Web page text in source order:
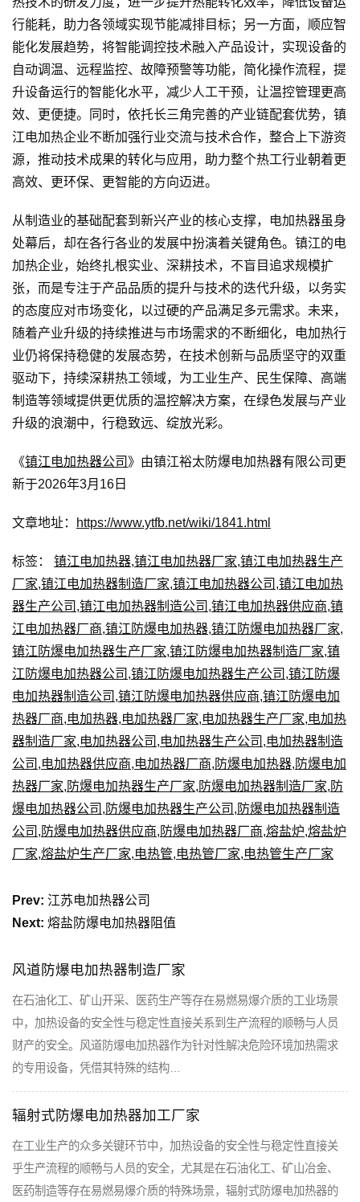
行能耗，助力各领域实现节能减排目标；另一方面，顺应智
能化发展趋势，将智能调控技术融入产品设计，实现设备的
自动调温、远程监控、故障预警等功能，简化操作流程，提
升设备运行的智能化水平，减少人工干预，让温控管理更高
效、更便捷。同时，依托长三角完善的产业链配套优势，镇
江电加热企业不断加强行业交流与技术合作，整合上下游资
源，推动技术成果的转化与应用，助力整个热工行业朝着更
高效、更环保、更智能的方向迈进。
从制造业的基础配套到新兴产业的核心支撑，电加热器虽身
处幕后，却在各行各业的发展中扮演着关键角色。镇江的电
加热企业，始终扎根实业、深耕技术，不盲目追求规模扩
张，而是专注于产品品质的提升与技术的迭代升级，以务实
的态度应对市场变化，以过硬的产品满足多元需求。未来，
随着产业升级的持续推进与市场需求的不断细化，电加热行
业仍将保持稳健的发展态势，在技术创新与品质坚守的双重
驱动下，持续深耕热工领域，为工业生产、民生保障、高端
制造等领域提供更优质的温控解决方案，在绿色发展与产业
升级的浪潮中，行稳致远、绽放光彩。
《镇江电加热器公司 》由镇江裕太防爆电加热器有限公司更
新于2026年3月16日
文章地址： https://www.ytfb.net/wiki/1841.html
标签： 镇江电加热器,镇江电加热器厂家,镇江电加热器生产
厂家,镇江电加热器制造厂家,镇江电加热器公司 ,镇江电加热
器生产公司 ,镇江电加热器制造公司 ,镇江电加热器供应商,镇
江电加热器厂商,镇江防爆电加热器,镇江防爆电加热器厂家,
镇江防爆电加热器生产厂家,镇江防爆电加热器制造厂家,镇
江防爆电加热器公司 ,镇江防爆电加热器生产公司 ,镇江防爆
电加热器制造公司 ,镇江防爆电加热器供应商,镇江防爆电加
热器厂商,电加热器,电加热器厂家,电加热器生产厂家,电加热
器制造厂家,电加热器公司 ,电加热器生产公司 ,电加热器制造
公司 ,电加热器供应商,电加热器厂商, 防爆电加热器, 防爆电加
热器厂家, 防爆电加热器生产厂家, 防爆电加热器制造厂家, 防
爆电加热器公司 , 防爆电加热器生产公司 , 防爆电加热器制造
公司 , 防爆电加热器供应商, 防爆电加热器厂商,熔盐炉,熔盐炉
厂家,熔盐炉生产厂家,电热管,电热管厂家,电热管生产厂家
Prev: 江苏电加热器公司
Next: 熔盐防爆电加热器阻值
风道防爆电加热器制造厂家
在石油化工、矿山开采、医药生产等存在易燃易爆介质的工业场景
中，加热设备的安全性与稳定性直接关系到生产流程的顺畅与人员
财产的安全。风道防爆电加热器作为针对性解决危险环境加热需求
的专用设备，凭借其特殊的结构…
辐射式防爆电加热器加工厂家
在工业生产的众多关键环节中，加热设备的安全性与稳定性直接关
乎生产流程的顺畅与人员的安全，尤其是在石油化工、矿山冶金、
医药制造等存在易燃易爆介质的特殊场景，辐射式防爆电加热器的